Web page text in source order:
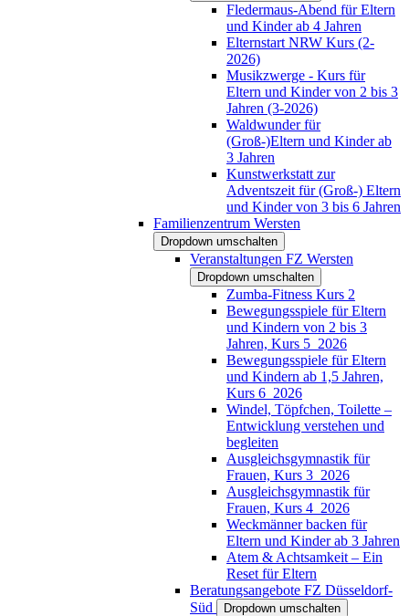
Fledermaus-Abend für Eltern
und Kinder ab 4 Jahren
Elternstart NRW Kurs (2-
2026)
Musikzwerge - Kurs für
Eltern und Kinder von 2 bis 3
Jahren (3-2026)
Waldwunder für
(Groß-)Eltern und Kinder ab
3 Jahren
Kunstwerkstatt zur
Adventszeit für (Groß-) Eltern
und Kinder von 3 bis 6 Jahren
Familienzentrum Wersten
Dropdown umschalten
Veranstaltungen FZ Wersten
Dropdown umschalten
Zumba-Fitness Kurs 2
Bewegungsspiele für Eltern
und Kindern von 2 bis 3
Jahren, Kurs 5_2026
Bewegungsspiele für Eltern
und Kindern ab 1,5 Jahren,
Kurs 6_2026
Windel, Töpfchen, Toilette –
Entwicklung verstehen und
begleiten
Ausgleichsgymnastik für
Frauen, Kurs 3_2026
Ausgleichsgymnastik für
Frauen, Kurs 4_2026
Weckmänner backen für
Eltern und Kinder ab 3 Jahren
Atem & Achtsamkeit – Ein
Reset für Eltern
Beratungsangebote FZ Düsseldorf-
Süd
Dropdown umschalten